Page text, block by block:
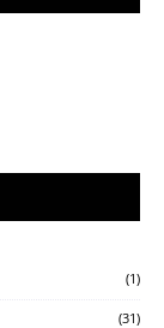
(1)
(31)